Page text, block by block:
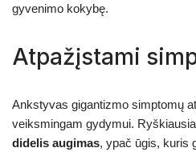
gyvenimo kokybę.
Atpažįstami
Ankstyvas gigantizmo simptomų
veiksmingam gydymui.
didelis augimas, ypač ūgis, kuris